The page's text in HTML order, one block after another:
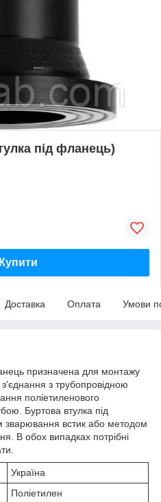
під фланець)
Купити
Доставка Оплата Умови
призначена для монтажу
з трубопровідною
поліетиленового
Буртова втулка під
встик або методом
В обох випадках потрібні
Україна
Поліетилен